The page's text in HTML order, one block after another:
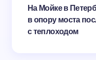
На Мойке в
в опору моста
с теплоходом